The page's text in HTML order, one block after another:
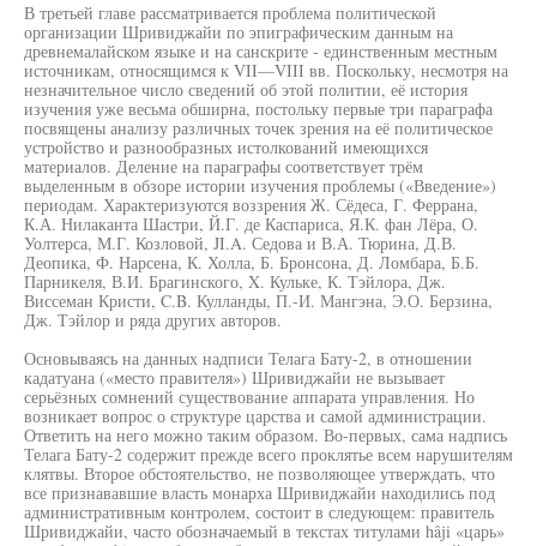
В третьей главе рассматривается проблема политической
организации Шривиджайи по эпиграфическим данным на
древнемалайском языке и на санскрите - единственным местным
источникам, относящимся к VII—VIII вв. Поскольку, несмотря на
незначительное число сведений об этой политии, её история
изучения уже весьма обширна, постольку первые три параграфа
посвящены анализу различных точек зрения на её политическое
устройство и разнообразных истолкований имеющихся
материалов. Деление на параграфы соответствует трём
выделенным в обзоре истории изучения проблемы («Введение»)
периодам. Характеризуются воззрения Ж. Сёдеса, Г. Феррана,
К.А. Нилаканта Шастри, Й.Г. де Каспариса, Я.К. фан Лёра, О.
Уолтерса, М.Г. Козловой, JI.A. Седова и В.А. Тюрина, Д.В.
Деопика, Ф. Нарсена, К. Холла, Б. Бронсона, Д. Ломбара, Б.Б.
Парникеля, В.И. Брагинского, X. Кульке, К. Тэйлора, Дж.
Виссеман Кристи, C.B. Кулланды, П.-И. Мангэна, Э.О. Берзина,
Дж. Тэйлор и ряда других авторов.
Основываясь на данных надписи Телага Бату-2, в отношении
кадатуана («место правителя») Шривиджайи не вызывает
серьёзных сомнений существование аппарата управления. Но
возникает вопрос о структуре царства и самой администрации.
Ответить на него можно таким образом. Во-первых, сама надпись
Телага Бату-2 содержит прежде всего проклятье всем нарушителям
клятвы. Второе обстоятельство, не позволяющее утверждать, что
все признававшие власть монарха Шривиджайи находились под
административным контролем, состоит в следующем: правитель
Шривиджайи, часто обозначаемый в текстах титулами hâji «царь»